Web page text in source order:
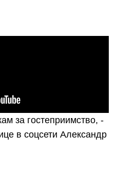
за гостеприимство, -
в соцсети Александр